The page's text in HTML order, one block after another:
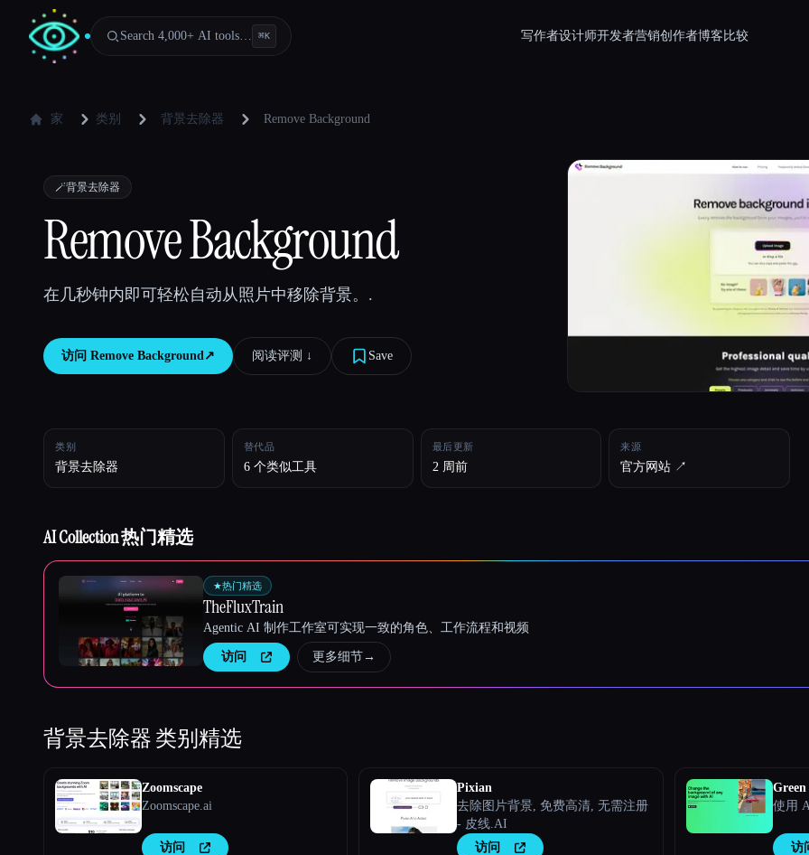
Search 4,000+ AI tools… ⌘K 写作者设计师开发者营销创作者博客 比较
家 类别 背景去除器 Remove Background
🪄背景去除器
Remove Background
在几秒钟内即可轻松自动从照片中移除背景。.
访问 Remove Background↗︎ 阅读评测 ↓︎ Save
类别
背景去除器
替代品
6 个类似工具
最后更新
2 周前
来源
官方网站 ↗︎
AI Collection 热门精选
★热门精选
TheFluxTrain
Agentic AI 制作工作室可实现一致的角色、工作流程和视频
访问 更多细节→
背景去除器类别精选
Zoomscape
Zoomscape.ai
访问
Pixian
去除图片背景, 免费高清, 无需注册
- 皮线.AI
访问
Green
使用
访